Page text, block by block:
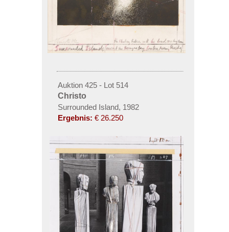
Auktion 425 - Lot 514
Christo
Surrounded Island, 1982
Ergebnis: € 26.250